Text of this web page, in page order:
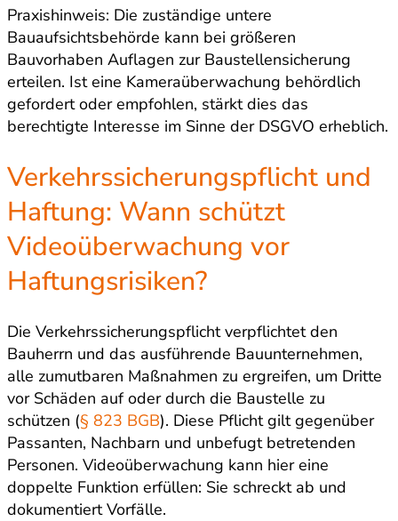
Praxishinweis: Die zuständige untere
Bauaufsichtsbehörde kann bei größeren
Bauvorhaben Auflagen zur Baustellensicherung
erteilen. Ist eine Kameraüberwachung behördlich
gefordert oder empfohlen, stärkt dies das
berechtigte Interesse im Sinne der DSGVO erheblich.
Verkehrssicherungspflicht und
Haftung: Wann schützt
Videoüberwachung vor
Haftungsrisiken?
Die Verkehrssicherungspflicht verpflichtet den
Bauherrn und das ausführende Bauunternehmen,
alle zumutbaren Maßnahmen zu ergreifen, um Dritte
vor Schäden auf oder durch die Baustelle zu
schützen (§ 823 BGB). Diese Pflicht gilt gegenüber
Passanten, Nachbarn und unbefugt betretenden
Personen. Videoüberwachung kann hier eine
doppelte Funktion erfüllen: Sie schreckt ab und
dokumentiert Vorfälle.